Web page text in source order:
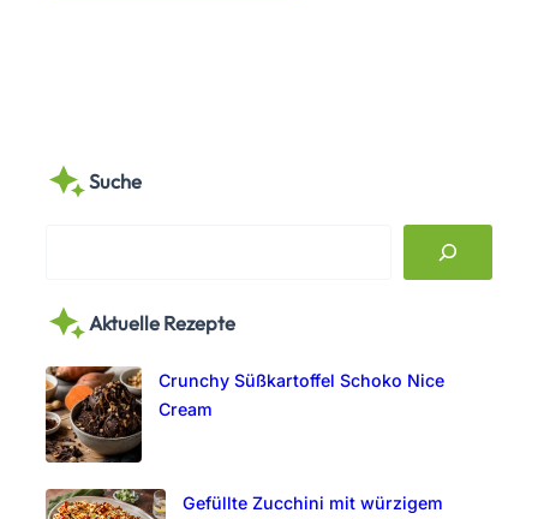
Suche
r
h
Aktuelle Rezepte
Crunchy Süßkartoffel Schoko Nice
Cream
Gefüllte Zucchini mit würzigem